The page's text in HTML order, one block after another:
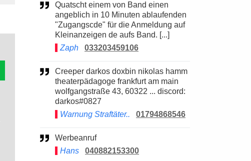
Quatscht einem von Band einen
angeblich in 10 Minuten ablaufenden
"Zugangscde" für die Anmeldung auf
Kleinanzeigen de aufs Band. [...]
Zaph
033203459106
Creeper darkos doxbin nikolas hamm
theaterpädagoge frankfurt am main
wolfgangstraße 43, 60322 ... discord:
darkos#0827
Warnung Straftäter..
01794868546
Werbeanruf
Hans
040882153300